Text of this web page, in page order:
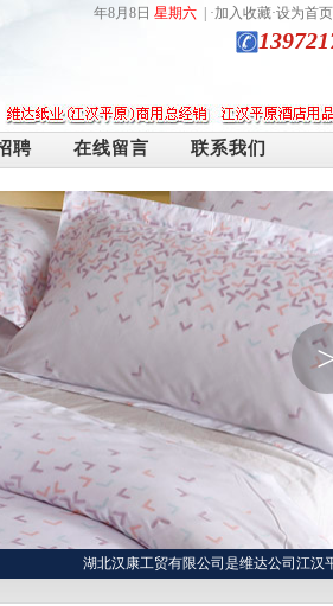
年8月8日 星期六 | ·加入收藏·设为首页
聘 在线留言 联系我们
湖北汉康工贸有限公司是维达公司江汉平